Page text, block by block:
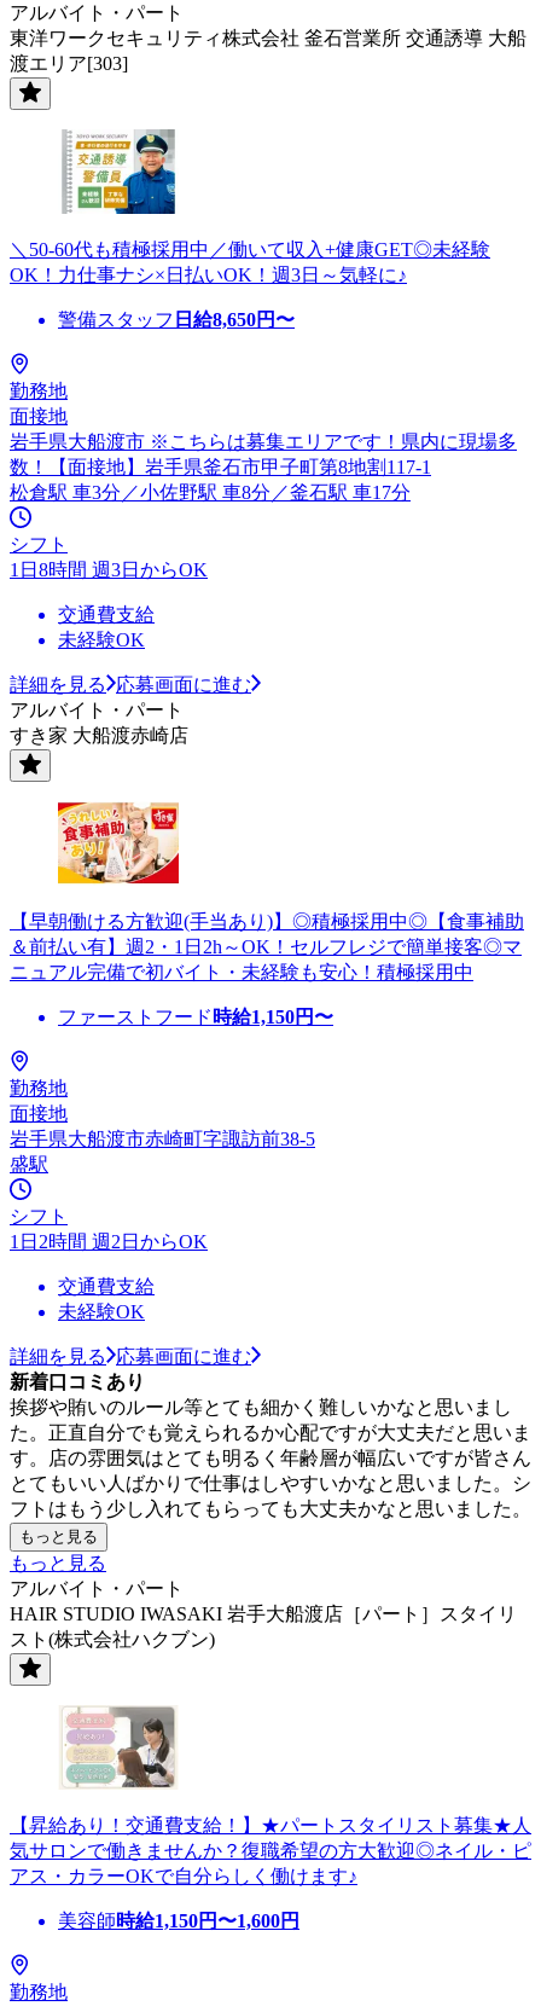
アルバイト・パート
東洋ワークセキュリティ株式会社 釜石営業所 交通誘導 大船
渡エリア[303]
＼50-60代も積極採用中／働いて収入+健康GET◎未経験
OK！力仕事ナシ×日払いOK！週3日～気軽に♪
警備スタッフ 日給8,650円〜
勤務地
面接地
岩手県大船渡市 ※こちらは募集エリアです！県内に現場多
数！【面接地】岩手県釜石市甲子町第8地割117-1
松倉駅 車3分／小佐野駅 車8分／釜石駅 車17分
シフト
1日8時間 週3日からOK
交通費支給
未経験OK
詳細を見る
応募画面に進む
アルバイト・パート
すき家 大船渡赤崎店
【早朝働ける方歓迎(手当あり)】◎積極採用中◎【食事補助
＆前払い有】週2・1日2h～OK！セルフレジで簡単接客◎マ
ニュアル完備で初バイト・未経験も安心！積極採用中
ファーストフード 時給1,150円〜
勤務地
面接地
岩手県大船渡市赤崎町字諏訪前38-5
盛駅
シフト
1日2時間 週2日からOK
交通費支給
未経験OK
詳細を見る
応募画面に進む
新着口コミあり
挨拶や賄いのルール等とても細かく難しいかなと思いまし
た。正直自分でも覚えられるか心配ですが大丈夫だと思いま
す。店の雰囲気はとても明るく年齢層が幅広いですが皆さん
とてもいい人ばかりで仕事はしやすいかなと思いました。シ
フトはもう少し入れてもらっても大丈夫かなと思いました。
もっと見る
もっと見る
アルバイト・パート
HAIR STUDIO IWASAKI 岩手大船渡店［パート］スタイリ
スト(株式会社ハクブン)
【昇給あり！交通費支給！】★パートスタイリスト募集★人
気サロンで働きませんか？復職希望の方大歓迎◎ネイル・ピ
アス・カラーOKで自分らしく働けます♪
美容師時給1,150円〜1,600円
勤務地